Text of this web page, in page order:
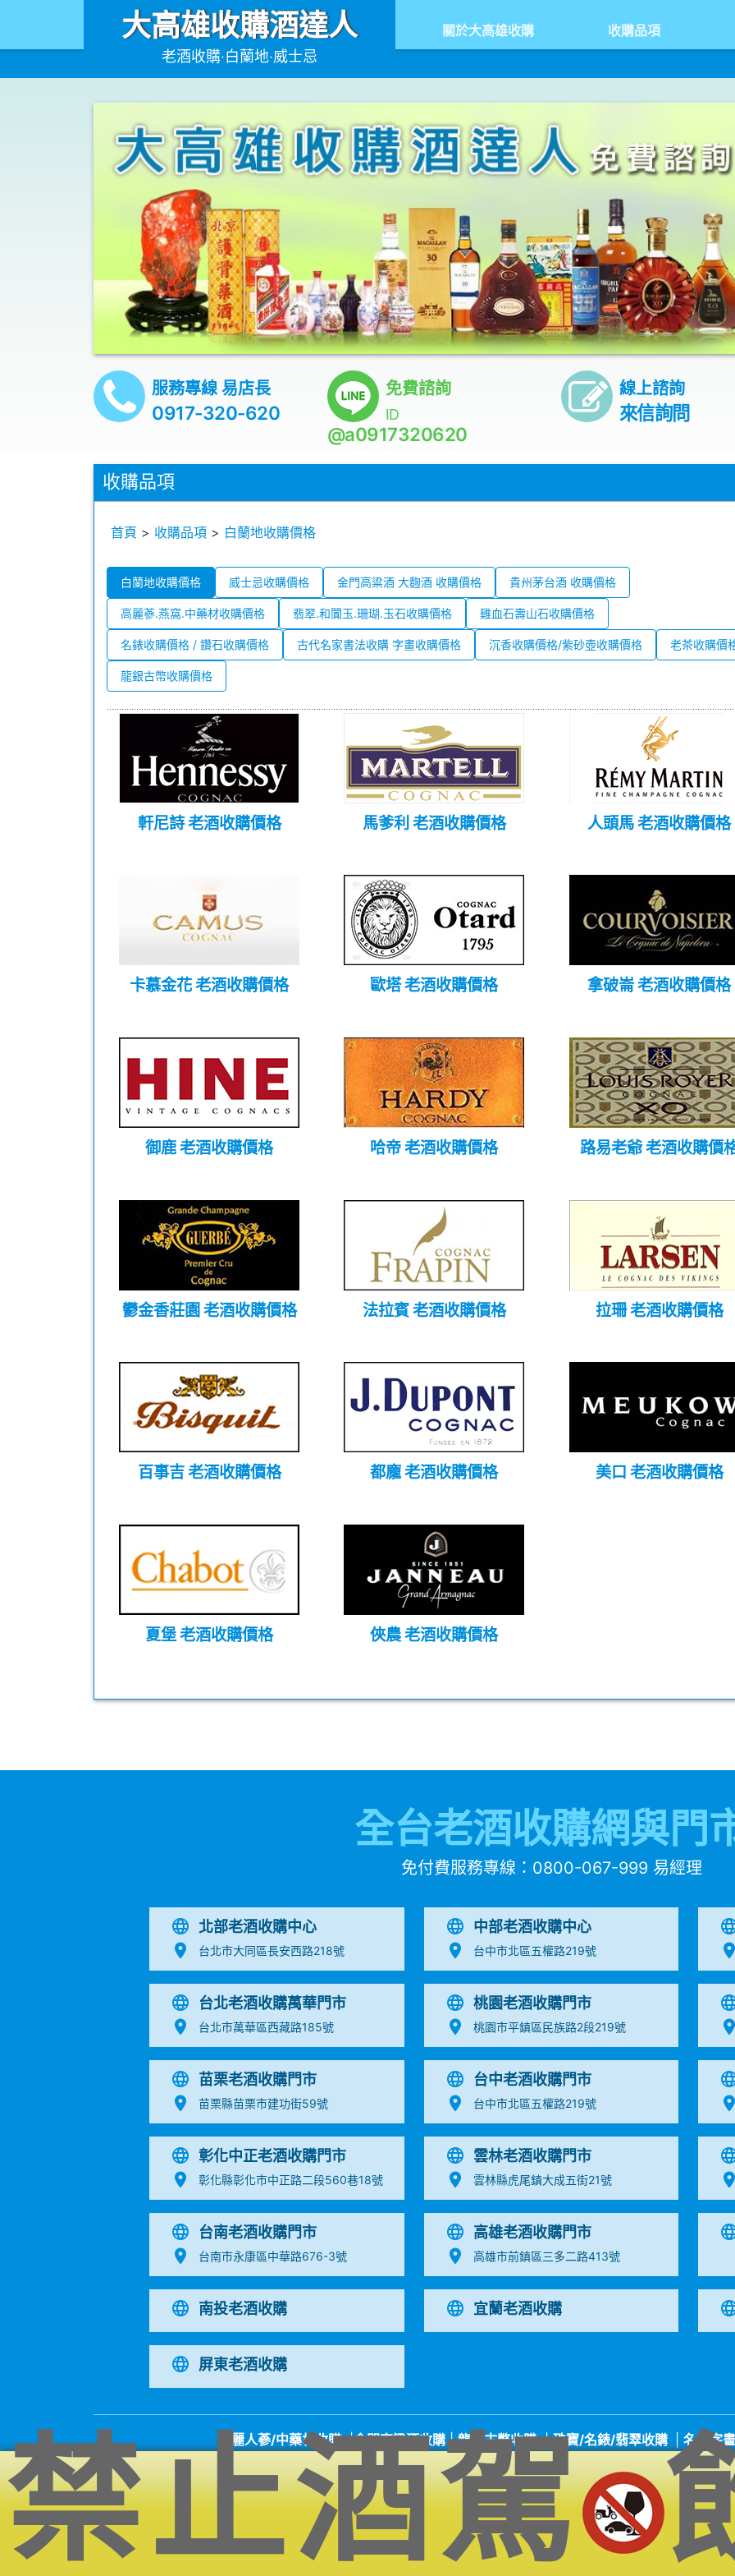
大高雄收購酒達人
老酒收購‧白蘭地‧威士忌
關於大高雄收購 收購品項
服務專線 易店長
0917-320-620
免費諮詢
ID
@a0917320620
線上諮詢
來信詢問
收購品項
首頁 > 收購品項 > 白蘭地收購價格
白蘭地收購價格 威士忌收購價格 金門高粱酒 大麴酒 收購價格 貴州茅台酒 收購價格
高麗蔘.燕窩.中藥材收購價格 翡翠.和闐玉.珊瑚.玉石收購價格 雞血石壽山石收購價格
名錶收購價格 / 鑽石收購價格 古代名家書法收購 字畫收購價格 沉香收購價格/紫砂壺收購價格 老茶收購價
龍銀古幣收購價格
軒尼詩 老酒收購價格 馬爹利 老酒收購價格 人頭馬 老酒收購價格
卡慕金花 老酒收購價格 歐塔 老酒收購價格 拿破崙 老酒收購價格
御鹿 老酒收購價格 哈帝 老酒收購價格 路易老爺 老酒收購價
鬱金香莊園 老酒收購價格 法拉賓 老酒收購價格 拉珊 老酒收購價格
百事吉 老酒收購價格 都龐 老酒收購價格 美口 老酒收購價格
夏堡 老酒收購價格 俠農 老酒收購價格
全台老酒收購網與門
免付費服務專線： 0800-067-999易經理
北部老酒收購中心
台北市大同區長安西路218號
中部老酒收購中心
台中市北區五權路219號
台北老酒收購萬華門市
台北市萬華區西藏路185號
桃園老酒收購門市
桃園市平鎮區民族路2段219號
苗栗老酒收購門市
苗栗縣苗栗市建功街59號
台中老酒收購門市
台中市北區五權路219號
彰化中正老酒收購門市
彰化縣彰化市中正路二段560巷18號
雲林老酒收購門市
雲林縣虎尾鎮大成五街21號
台南老酒收購門市
台南市永康區中華路676-3號
高雄老酒收購門市
高雄市前鎮區三多二路413號
南投老酒收購 宜蘭老酒收購
屏東老酒收購
高麗人蔘/中藥材收購 |金門高粱酒收購|龍銀古幣收購 |珠寶/名錶/翡翠收購 名家字
收購流程 │收購品項 收購知識庫│線上客服│老酒仙老酒收購中心│
老酒仙
高雄收購專線：
0917-320-620易店長 | 門市電話：07-
高雄門市地址：高雄市前鎮區三多二路413號
禁止酒駕